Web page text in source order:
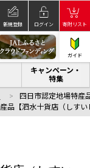
新規登録 ログイン 寄附リスト
ガイド
キャンペーン・
特集
四日市認定地場特産
品【泗水十貨店（しす